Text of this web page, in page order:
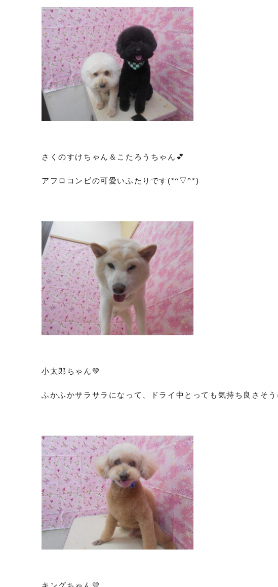
さくのすけちゃん＆こたろうちゃん💕
アフロコンビの可愛いふたりです(*^▽^*)
小太郎ちゃん💚
ふかふかサラサラになって、ドライ中とっても気持ち良さそ
キングちゃん💛